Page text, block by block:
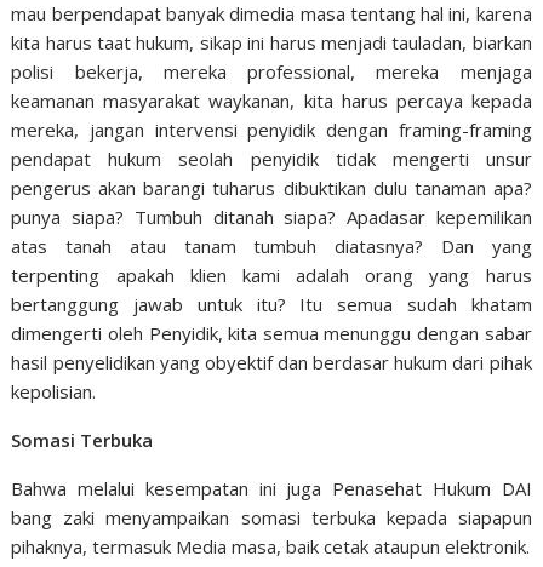
mau berpendapat banyak dimedia masa tentang hal ini, karena
kita harus taat hukum, sikap ini harus menjadi tauladan, biarkan
polisi bekerja, mereka professional, mereka menjaga
keamanan masyarakat waykanan, kita harus percaya kepada
mereka, jangan intervensi penyidik dengan framing-framing
pendapat hukum seolah penyidik tidak mengerti unsur
pengerus akan barangi tuharus dibuktikan dulu tanaman apa?
punya siapa? Tumbuh ditanah siapa? Apadasar kepemilikan
atas tanah atau tanam tumbuh diatasnya? Dan yang
terpenting apakah klien kami adalah orang yang harus
bertanggung jawab untuk itu? Itu semua sudah khatam
dimengerti oleh Penyidik, kita semua menunggu dengan sabar
hasil penyelidikan yang obyektif dan berdasar hukum dari pihak
kepolisian.
Somasi Terbuka
Bahwa melalui kesempatan ini juga Penasehat Hukum DAI
bang zaki menyampaikan somasi terbuka kepada siapapun
pihaknya, termasuk Media masa, baik cetak ataupun elektronik.